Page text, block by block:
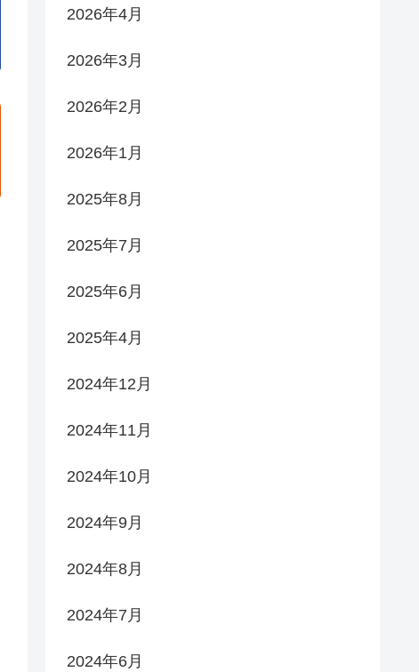
2026年4月
2026年3月
2026年2月
2026年1月
2025年8月
2025年7月
2025年6月
2025年4月
2024年12月
2024年11月
2024年10月
2024年9月
2024年8月
2024年7月
2024年6月